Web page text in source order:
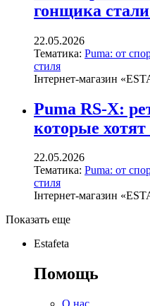
гонщика
22.05.2026
Тематика: Puma: от
стиля
Інтернет-магазин
Puma RS-X:
которые
22.05.2026
Тематика: Puma: от
стиля
Інтернет-магазин
Показать еще
Estafeta
Помощь